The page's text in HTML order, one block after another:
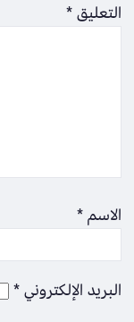
التعليق*
الاسم*
البريد الإلكتروني*